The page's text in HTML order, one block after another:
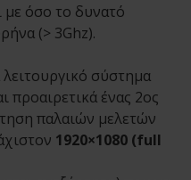
με όσο το δυνατό
(> 3Ghz).
σύστημα
προαιρετικά ένας 2ος
παλαιών μελετών
1920×1080 (full